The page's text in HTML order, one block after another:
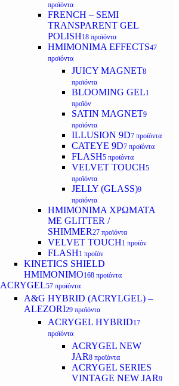
προϊόντα
FRENCH – SEMI
TRANSPARENT GEL
POLISH18 προϊόντα
HMIMONIMA EFFECTS47
προϊόντα
JUICY MAGNET8
προϊόντα
BLOOMING GEL1
προϊόν
SATIN MAGNET9
προϊόντα
ILLUSION 9D7 προϊόντα
CATEYE 9D7 προϊόντα
FLASH5 προϊόντα
VELVET TOUCH5
προϊόντα
JELLY (GLASS)9
προϊόντα
ΗΜΙΜΟΝΙΜA ΧΡΩΜΑΤΑ
ΜΕ GLITTER /
SHIMMER27 προϊόντα
VELVET TOUCH1 προϊόν
FLASH1 προϊόν
KINETICS SHIELD
ΗΜΙΜΟΝΙΜΟ168 προϊόντα
ACRYGEL57 προϊόντα
A&G HYBRID (ACRYLGEL) –
ALEZORI29 προϊόντα
ACRYGEL HYBRID17
προϊόντα
ACRYGEL NEW
JAR8 προϊόντα
ACRYGEL SERIES
VINTAGE NEW JAR9